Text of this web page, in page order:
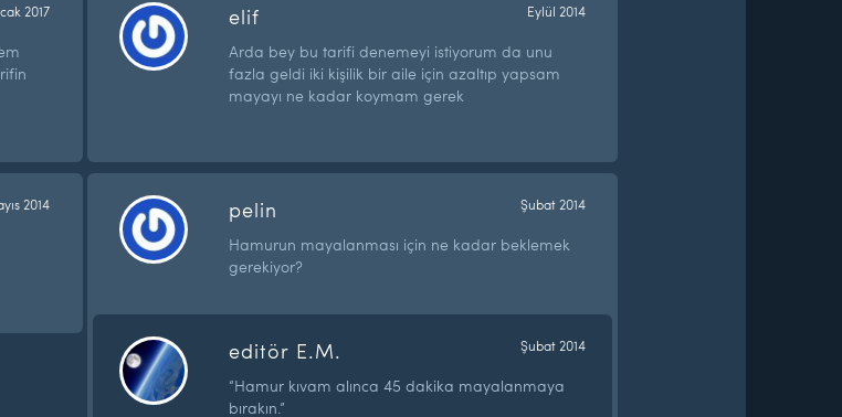
2017 elif Eylül 2014
Arda bey bu tarifi denemeyi istiyorum da unu
fazla geldi iki kişilik bir aile için azaltıp yapsam
mayayı ne kadar koymam gerek
2014 pelin Şubat 2014
Hamurun mayalanması için ne kadar beklemek
gerekiyor?
editör E.M. Şubat 2014
“Hamur kıvam alınca 45 dakika mayalanmaya
bırakın.”